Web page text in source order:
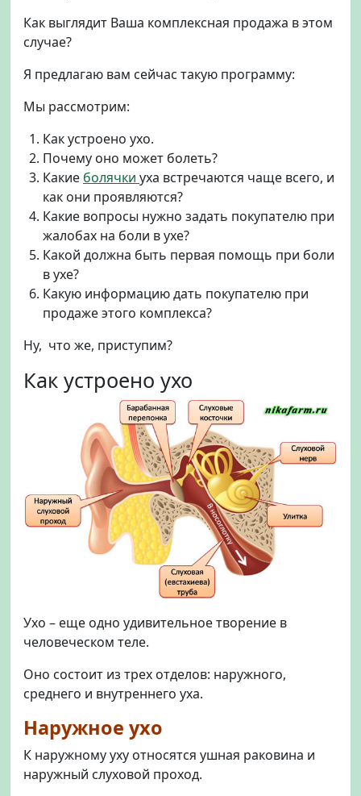
а
о
о
щ
ь
п
и
б
о
л
и
у
е
Как выглядит Ваша комплексная продажа в этом
случае?
Я предлагаю вам сейчас такую программу:
Мы рассмотрим:
Как устроено ухо.
Почему оно может болеть?
Какие болячки уха встречаются чаще всего, и
как они проявляются?
Какие вопросы нужно задать покупателю при
жалобах на боли в ухе?
Какой должна быть первая помощь при боли
в ухе?
Какую информацию дать покупателю при
продаже этого комплекса?
Ну, что же, приступим?
Как устроено ухо
Ухо – еще одно удивительное творение в
человеческом теле.
Оно состоит из трех отделов: наружного,
среднего и внутреннего уха.
Наружное ухо
К наружному уху относятся ушная раковина и
наружный слуховой проход.